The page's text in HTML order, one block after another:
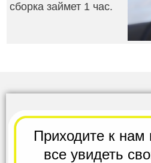
Приходите к нам
всеувидеть
сборка займет 1 час.